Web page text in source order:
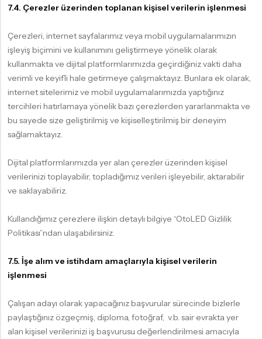
7.4. Çerezler üzerinden toplanan kişisel verilerin işlenmesi
Çerezleri, internet sayfalarımız veya mobil uygulamalarımızın
işleyiş biçimini ve kullanımını geliştirmeye yönelik olarak
kullanmakta ve dijital platformlarımızda geçirdiğiniz vakti daha
verimli ve keyifli hale getirmeye çalışmaktayız. Bunlara ek olarak,
internet sitelerimiz ve mobil uygulamalarımızda yaptığınız
tercihleri hatırlamaya yönelik bazı çerezlerden yararlanmakta ve
bu sayede size geliştirilmiş ve kişiselleştirilmiş bir deneyim
sağlamaktayız.
Dijital platformlarımızda yer alan çerezler üzerinden kişisel
verilerinizi toplayabilir, topladığımız verileri işleyebilir, aktarabilir
ve saklayabiliriz.
Kullandığımız çerezlere ilişkin detaylı bilgiye “OtoLED Gizlilik
Politikası”ndan ulaşabilirsiniz.
7.5. İşe alım ve istihdam amaçlarıyla kişisel verilerin
işlenmesi
Çalışan adayı olarak yapacağınız başvurular sürecinde bizlerle
paylaştığınız özgeçmiş, diploma, fotoğraf, v.b. sair evrakta yer
alan kişisel verilerinizi iş başvurusu değerlendirilmesi amacıyla